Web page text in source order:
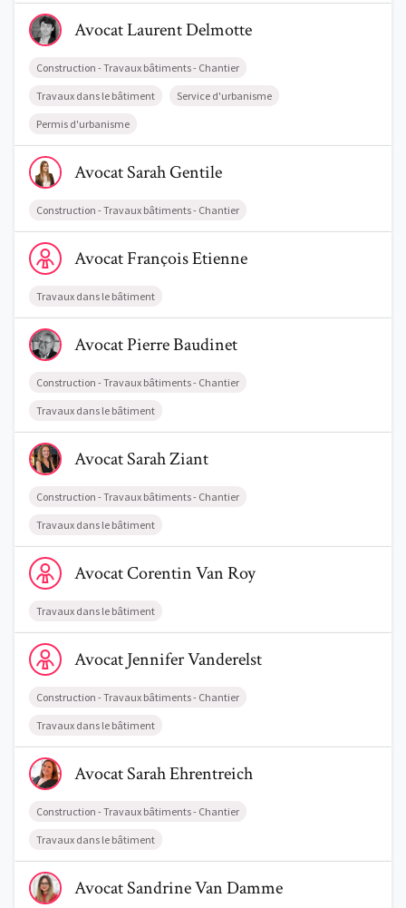
Voir le profil de AvocatLaurent Delmotte
AvocatLaurentDelmotte
Construction - Travaux bâtiments - Chantier
Travaux dans le bâtiment Service d'urbanisme
Permis d'urbanisme
Voir le profil de AvocatSarah Gentile
AvocatSarahGentile
Construction - Travaux bâtiments - Chantier
Voir le profil de AvocatFrançois Etienne
AvocatFrançoisEtienne
Travaux dans le bâtiment
Voir le profil de AvocatPierre Baudinet
AvocatPierreBaudinet
Construction - Travaux bâtiments - Chantier
Travaux dans le bâtiment
Voir le profil de AvocatSarah Ziant
AvocatSarahZiant
Construction - Travaux bâtiments - Chantier
Travaux dans le bâtiment
Voir le profil de AvocatCorentin Van Roy
AvocatCorentinVan Roy
Travaux dans le bâtiment
Voir le profil de AvocatJennifer Vanderelst
AvocatJenniferVanderelst
Construction - Travaux bâtiments - Chantier
Travaux dans le bâtiment
Voir le profil de AvocatSarah Ehrentreich
AvocatSarahEhrentreich
Construction - Travaux bâtiments - Chantier
Travaux dans le bâtiment
Voir le profil de AvocatSandrine Van Damme
AvocatSandrineVan Damme